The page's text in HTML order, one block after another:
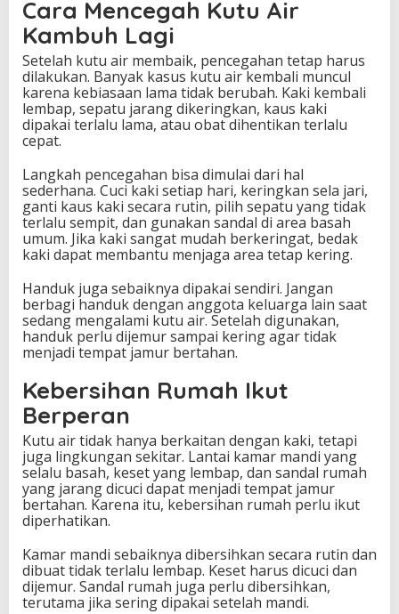
Cara Mencegah Kutu Air
Kambuh Lagi
Setelah kutu air membaik, pencegahan tetap harus
dilakukan. Banyak kasus kutu air kembali muncul
karena kebiasaan lama tidak berubah. Kaki kembali
lembap, sepatu jarang dikeringkan, kaus kaki
dipakai terlalu lama, atau obat dihentikan terlalu
cepat.
Langkah pencegahan bisa dimulai dari hal
sederhana. Cuci kaki setiap hari, keringkan sela jari,
ganti kaus kaki secara rutin, pilih sepatu yang tidak
terlalu sempit, dan gunakan sandal di area basah
umum. Jika kaki sangat mudah berkeringat, bedak
kaki dapat membantu menjaga area tetap kering.
Handuk juga sebaiknya dipakai sendiri. Jangan
berbagi handuk dengan anggota keluarga lain saat
sedang mengalami kutu air. Setelah digunakan,
handuk perlu dijemur sampai kering agar tidak
menjadi tempat jamur bertahan.
Kebersihan Rumah Ikut
Berperan
Kutu air tidak hanya berkaitan dengan kaki, tetapi
juga lingkungan sekitar. Lantai kamar mandi yang
selalu basah, keset yang lembap, dan sandal rumah
yang jarang dicuci dapat menjadi tempat jamur
bertahan. Karena itu, kebersihan rumah perlu ikut
diperhatikan.
Kamar mandi sebaiknya dibersihkan secara rutin dan
dibuat tidak terlalu lembap. Keset harus dicuci dan
dijemur. Sandal rumah juga perlu dibersihkan,
terutama jika sering dipakai setelah mandi.